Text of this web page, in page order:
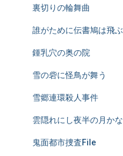
裏切りの輪舞曲
誰がために伝書鳩は飛ぶ
鍾乳穴の奥の院
雪の砦に怪鳥が舞う
雪郷連環殺人事件
雲隠れにし夜半の月かな
鬼面都市捜査File